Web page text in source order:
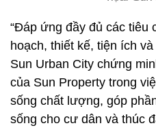
“Đáp ứng đầy đủ các tiêu
hoạch, thiết kế, tiện ích
Sun Urban City chứng
của Sun Property trong
sống chất lượng, góp
sống cho cư dân và thúc